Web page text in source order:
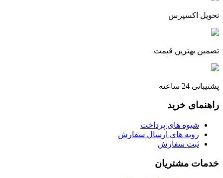
تحویل اکسپرس
تضمین بهترین قیمت
پشتیبانی 24 ساعته
راهنمای خرید
شیوه های پرداخت
رویه های ارسال سفارش
ثبت سفارش
خدمات مشتریان